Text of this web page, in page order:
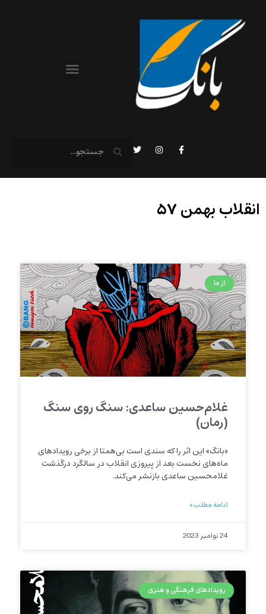
انقلاب بهمن ۵۷
از ما
غلام‌حسین ساعدی: سنگ روی سنگ
(رمان)
«بانگ» این اثر را که سندی است بی‌همتا از برخی رویدادهای
ماه‌های نخست بعد از پیروزی انقلاب در سالگرد درگذشت
غلامحسین ساعدی بازنشر می‌کند.
ادامه مطلب »
24 نوامبر 2023
رویدادهای فرهنگی و هنری